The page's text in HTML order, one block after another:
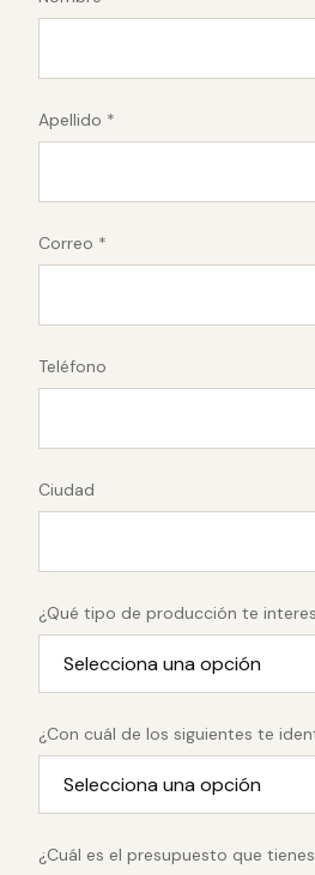
Apellido *
Correo *
Teléfono
Ciudad
¿Qué tipo de producción te
¿Con cuál de los siguientes te
¿Cuál es el presupuesto que